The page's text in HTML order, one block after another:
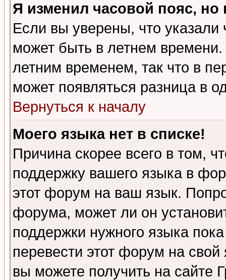
Я изменил часовой пояс,
Если вы уверены, что указали
может быть в летнем
летним временем, так что в
может появляться разница в
Вернуться к началу
Моего языка нет в списке!
Причина скорее всего в том,
поддержку вашего языка в
этот форум на ваш язык.
форума, может ли он
поддержки нужного языка
перевести этот форум на
вы можете получить на сайте